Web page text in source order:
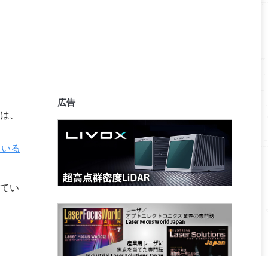
、
る
い
広告